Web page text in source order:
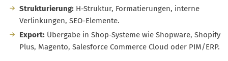
Strukturierung: H-Struktur, Formatierungen, interne
Verlinkungen, SEO-Elemente.
Export: Übergabe in Shop-Systeme wie Shopware, Shopify
Plus, Magento, Salesforce Commerce Cloud oder PIM/ERP.